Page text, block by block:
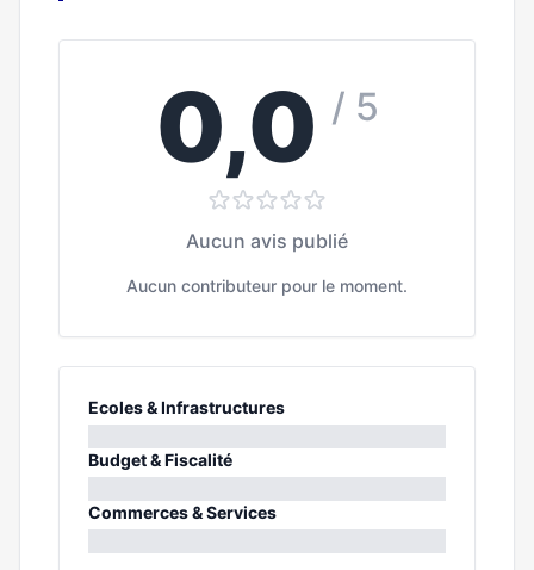
0,0 / 5
Aucun avis publié
Aucun contributeur pour le moment.
Ecoles & Infrastructures
0%
Budget & Fiscalité
0%
Commerces & Services